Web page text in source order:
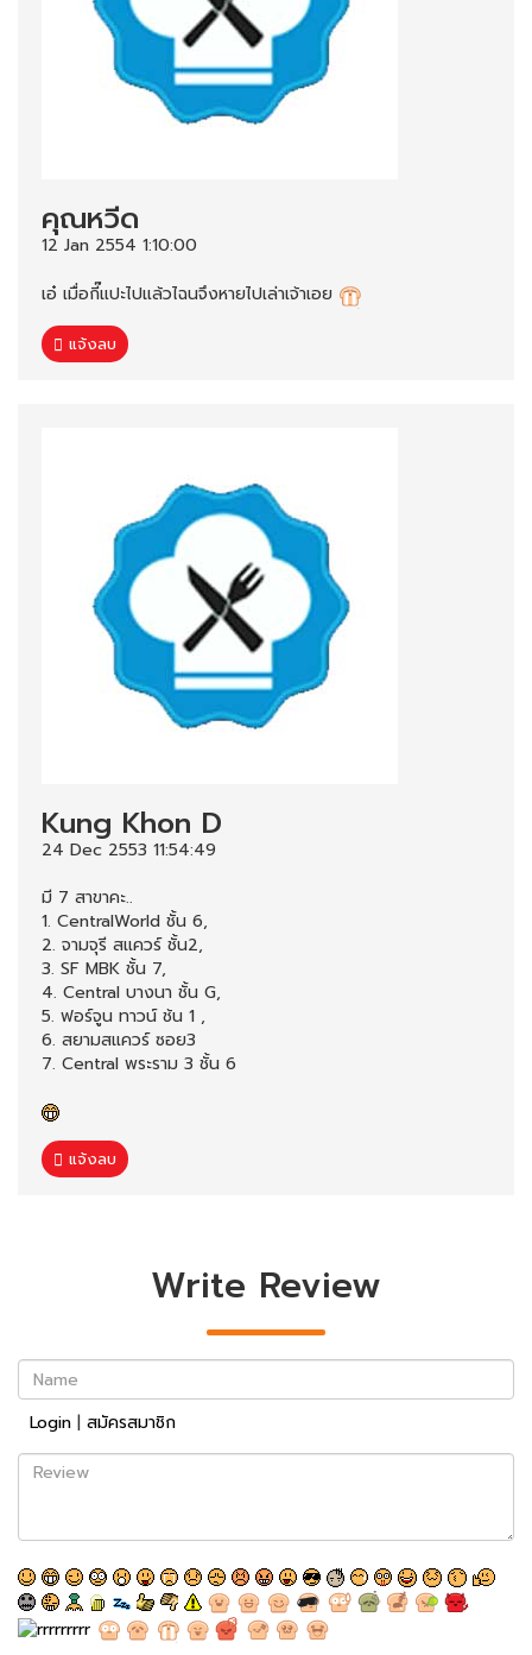
คุณหวีด
12 Jan 2554 1:10:00
เอ๋ เมื่อกี๊แปะไปแล้วไฉนจึงหายไปเล่าเจ้าเอย
แจ้งลบ
Kung Khon D
24 Dec 2553 11:54:49
มี 7 สาขาคะ..
1. CentralWorld ชั้น 6,
2. จามจุรี สแควร์ ชั้น2,
3. SF MBK ชั้น 7,
4. Central บางนา ชั้น G,
5. ฟอร์จูน ทาวน์ ช้น 1 ,
6. สยามสแควร์ ซอย3
7. Central พระราม 3 ชั้น 6
แจ้งลบ
Write Review
Name
Login | สมัครสมาชิก
Review